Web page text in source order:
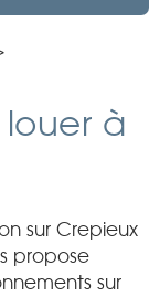
à
sur Crepieux
propose
sur